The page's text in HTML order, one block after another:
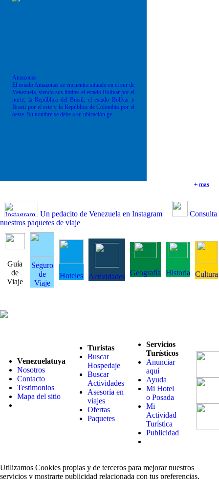
+ mas
+ mas
+ mas
Amazonas
El estado Amazonas se encuentra situado en el sur de
Venezuela, siendo sus límites el estado Bolívar por el
norte; la República del Brasil; el estado Bolívar y
Brasil por el este y la República de Colombia por el
oeste. Su nombre se debe a su ubicación ge
+ mas
Un pedacito de Venezuela en Instagram
Consulta
nuestros paquetes de viaje
Guía
de
Viaje
Seguro
de
Viaje
Hoteles Actividades Geografía Historia Cultura
Venezuelatuya
Nosotros
Contacto
Testimonios
Mapa del sitio
Turistas
Buscar
Hospedaje
Buscar
Actividades
Asesoría en
viajes
Ofertas
Paquetes
Servicios
Turísticos
Anunciar
aquí
Ayuda
Mi Hotel
o Posada
Mi
Actividad
Turística
Publicidad
Utilizamos Cookies propias y de terceros para mejorar nuestros
servicios y mostrarte publicidad relacionada con tus preferencias.